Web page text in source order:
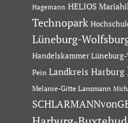
Hagemann HELIOS
Technopark
Lüneburg-
Handelskammer
Pein Landkreis Harburg
Melanie-Gitte Lansmann